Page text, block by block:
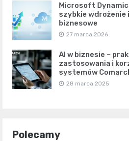
Microsoft
szybkie wdrożenie
biznesowe
27 marca 2026
AI w biznesie –
zastosowania i
systemów
28 marca 2025
Polecamy